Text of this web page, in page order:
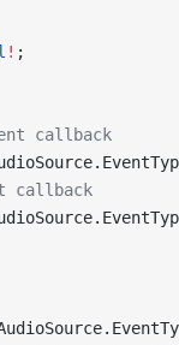
! ;
callback
callback